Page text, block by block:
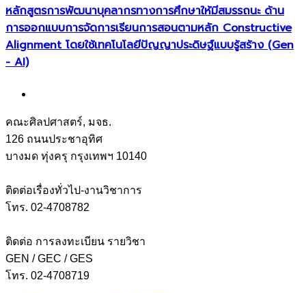
หลักสูตรการพัฒนาบุคลากรทางการศึกษาให้มีสมรรถนะ ด้าน
การออกแบบการจัดการเรียนการสอนตามหลัก Constructive
Alignment โดยใช้เทคโนโลยีปัญญาประดิษฐ์แบบรู้สร้าง (Gen
- AI)
คณะศิลปศาสตร์, มจธ.
126 ถนนประชาอุทิศ
บางมด ทุ่งครุ กรุงเทพฯ 10140
ติดต่อเรื่องทั่วไป-งานวิชาการ
โทร. 02-4708782
ติดต่อ การลงทะเบียน รายวิชา
GEN / GEC / GES
โทร. 02-4708719